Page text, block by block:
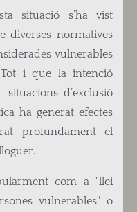
situació s’ha vist
diverses normatives
vulnerables
Tot i que la intenció
situacions d’exclusió
ha generat efectes
profundament el
com a "llei
vulnerables" o